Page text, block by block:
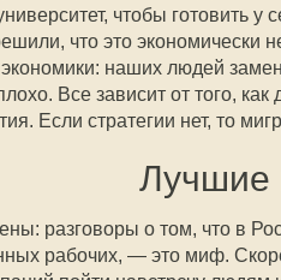
чтобы готовить
что это экономически
экономики: наших людей
Все зависит от того,
Если стратегии нет, то
Лучшие
разговоры о том, что в
рабочих, — это миф.